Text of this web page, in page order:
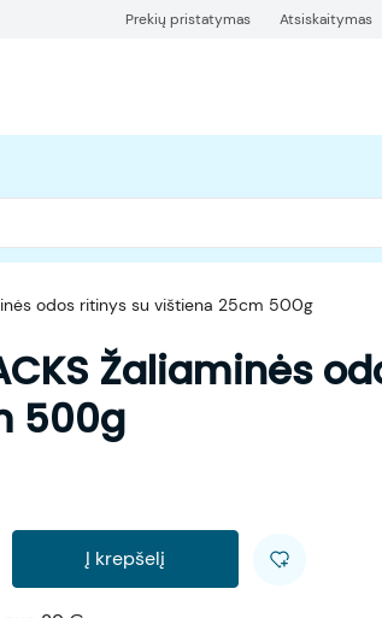
Prekių pristatymas Atsiskaitymas
odos ritinys su vištiena 25cm 500g
Žaliaminės
500g
Į krepšelį